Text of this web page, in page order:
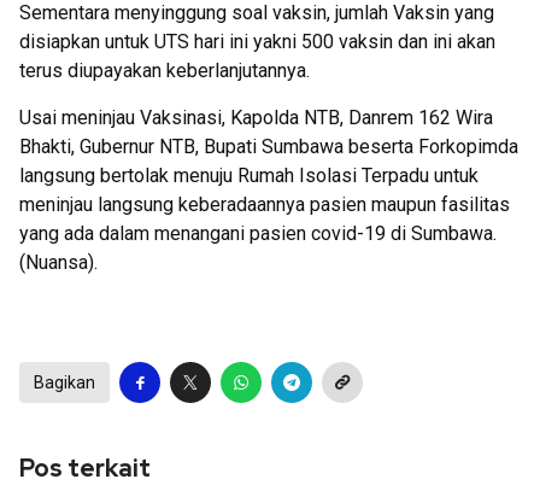
Sementara menyinggung soal vaksin, jumlah Vaksin yang
disiapkan untuk UTS hari ini yakni 500 vaksin dan ini akan
terus diupayakan keberlanjutannya.
Usai meninjau Vaksinasi, Kapolda NTB, Danrem 162 Wira
Bhakti, Gubernur NTB, Bupati Sumbawa beserta Forkopimda
langsung bertolak menuju Rumah Isolasi Terpadu untuk
meninjau langsung keberadaannya pasien maupun fasilitas
yang ada dalam menangani pasien covid-19 di Sumbawa.
(Nuansa).
Bagikan
Pos terkait